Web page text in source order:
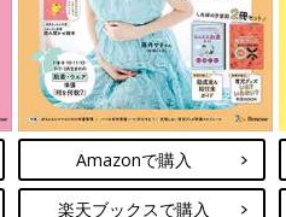
Amazonで購入
楽天ブックスで購入